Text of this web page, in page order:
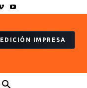
EDICIÓN IMPRESA